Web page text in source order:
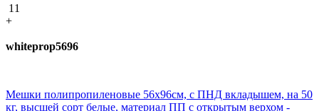
11
+
whiteprop5696
Мешки полипропиленовые 56х96см, с ПНД вкладышем, на 50
кг, высшей сорт белые, материал ПП с открытым верхом -